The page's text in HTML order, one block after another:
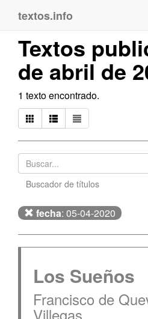
textos.info
Textos
de abril de
1 texto encontrado.
Buscador de títulos
fecha: 05-04-2020
Los Sueños
Francisco de
Villegas